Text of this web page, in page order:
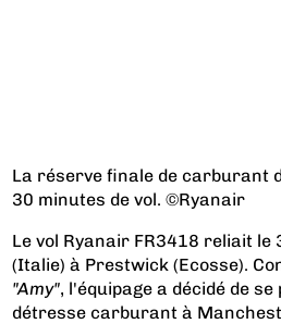
La réserve finale de carburant
30 minutes de vol. ©Ryanair
Le vol Ryanair FR3418 reliait le
(Italie) à Prestwick (Ecosse).
"Amy", l'équipage a décidé de
détresse carburant à